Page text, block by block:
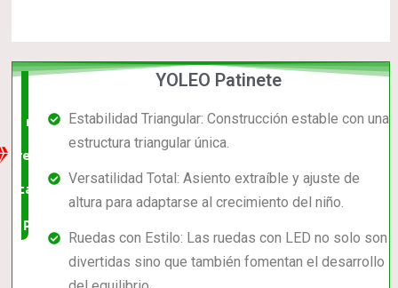
mejor
relación
calidad-
precio
YOLEO Patinete
Estabilidad Triangular: Construcción estable con una
estructura triangular única.
Versatilidad Total: Asiento extraíble y ajuste de
altura para adaptarse al crecimiento del niño.
Ruedas con Estilo: Las ruedas con LED no solo son
divertidas sino que también fomentan el desarrollo